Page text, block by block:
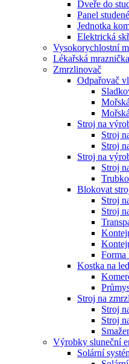
Dveře do
Panel
Jednotka
Elektrická
Vysokorychlostní
Lékařská mraznička
Zmrzlinovač
Odpařovač
Stroj na
Stroj
Stroj
Stroj na
Stroj
Blokovat
Stroj
Stroj
Forma
Kostka na led
Stroj na
Stroj
Stroj
Výrobky sluneční
Solární